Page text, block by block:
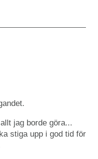
jag borde göra...
stiga upp i god tid för